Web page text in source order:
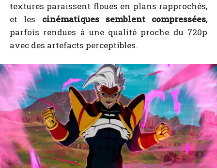
textures paraissent floues en plans rapprochés,
et les cinématiques semblent compressées,
parfois rendues à une qualité proche du 720p
avec des artefacts perceptibles.